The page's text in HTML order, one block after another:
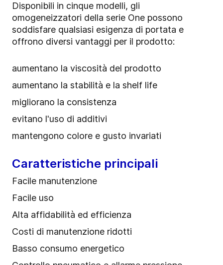
Disponibili in cinque modelli, gli
omogeneizzatori della serie One possono
soddisfare qualsiasi esigenza di portata e
offrono diversi vantaggi per il prodotto:
aumentano la viscosità del prodotto
aumentano la stabilità e la shelf life
migliorano la consistenza
evitano l'uso di additivi
mantengono colore e gusto invariati
Caratteristiche principali
Facile manutenzione
Facile uso
Alta affidabilità ed efficienza
Costi di manutenzione ridotti
Basso consumo energetico